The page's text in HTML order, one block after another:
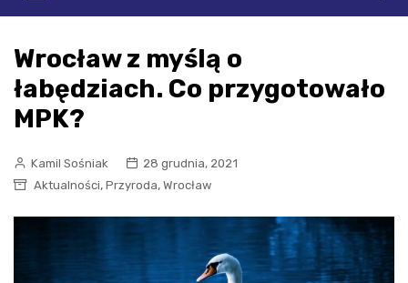
Wrocław z myślą o
łabędziach. Co przygotowało
MPK?
Kamil Sośniak
28 grudnia, 2021
Aktualności, Przyroda, Wrocław